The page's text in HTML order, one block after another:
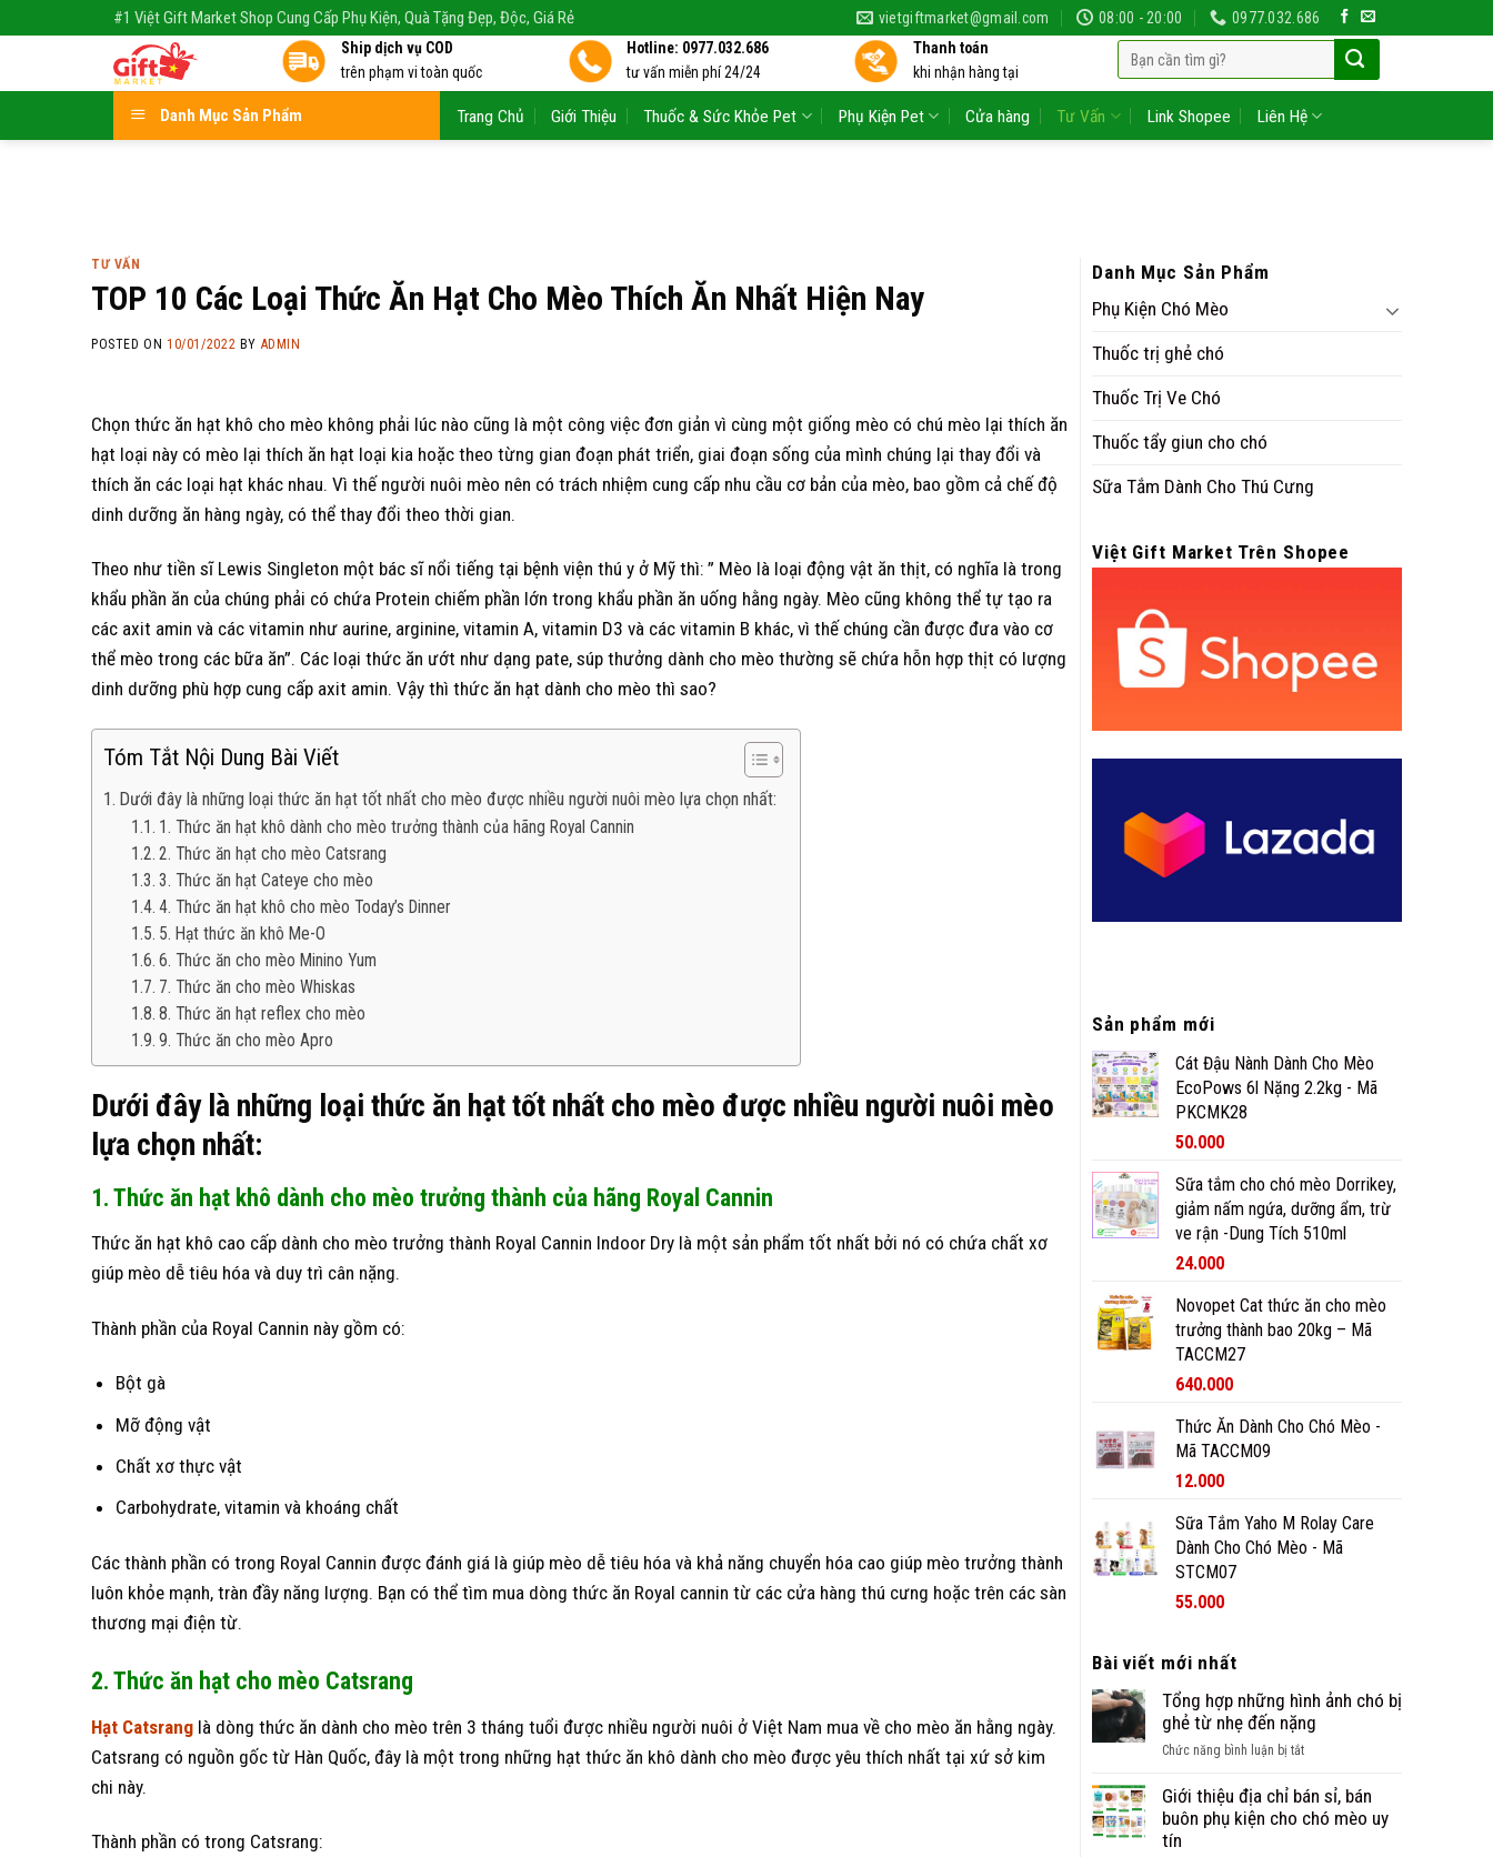
#1 Việt Gift Market Shop Cung Cấp Phụ Kiện, Quà Tặng Đẹp, Độc, Giá Rẻ vietgiftmarket@gmail.com 08:00 - 20:00
0977.032.686
Ship dịch vụ COD
trên phạm vi toàn quốc
Hotline: 0977.032.686
tư vấn miễn phí 24/24
Thanh toán
khi nhận hàng tại
Tìm
kiếm:
Danh Mục Sản Phẩm Trang Chủ Giới Thiệu Thuốc & Sức Khỏe Pet Phụ Kiện Pet Cửa hàng Tư Vấn Link Shopee Liên Hệ
TƯ VẤN
TOP 10 Các Loại Thức Ăn Hạt Cho Mèo Thích Ăn Nhất Hiện Nay
POSTED ON 10/01/2022 BY ADMIN
Chọn thức ăn hạt khô cho mèo không phải lúc nào cũng là một công việc đơn giản vì cùng một giống mèo có chú mèo lại thích ăn
hạt loại này có mèo lại thích ăn hạt loại kia hoặc theo từng gian đoạn phát triển, giai đoạn sống của mình chúng lại thay đổi và
thích ăn các loại hạt khác nhau. Vì thế người nuôi mèo nên có trách nhiệm cung cấp nhu cầu cơ bản của mèo, bao gồm cả chế độ
dinh dưỡng ăn hàng ngày, có thể thay đổi theo thời gian.
Theo như tiền sĩ Lewis Singleton một bác sĩ nổi tiếng tại bệnh viện thú y ở Mỹ thì: ” Mèo là loại động vật ăn thịt, có nghĩa là trong
khẩu phần ăn của chúng phải có chứa Protein chiếm phần lớn trong khẩu phần ăn uống hằng ngày. Mèo cũng không thể tự tạo ra
các axit amin và các vitamin như aurine, arginine, vitamin A, vitamin D3 và các vitamin B khác, vì thế chúng cần được đưa vào cơ
thể mèo trong các bữa ăn”. Các loại thức ăn ướt như dạng pate, súp thưởng dành cho mèo thường sẽ chứa hỗn hợp thịt có lượng
dinh dưỡng phù hợp cung cấp axit amin. Vậy thì thức ăn hạt dành cho mèo thì sao?
Tóm Tắt Nội Dung Bài Viết
Dưới đây là những loại thức ăn hạt tốt nhất cho mèo được nhiều người nuôi mèo lựa chọn nhất:
1. Thức ăn hạt khô dành cho mèo trưởng thành của hãng Royal Cannin
2. Thức ăn hạt cho mèo Catsrang
3. Thức ăn hạt Cateye cho mèo
4. Thức ăn hạt khô cho mèo Today’s Dinner
5. Hạt thức ăn khô Me-O
6. Thức ăn cho mèo Minino Yum
7. Thức ăn cho mèo Whiskas
8. Thức ăn hạt reflex cho mèo
9. Thức ăn cho mèo Apro
Dưới đây là những loại thức ăn hạt tốt nhất cho mèo được nhiều người nuôi mèo
lựa chọn nhất:
1. Thức ăn hạt khô dành cho mèo trưởng thành của hãng Royal Cannin
Thức ăn hạt khô cao cấp dành cho mèo trưởng thành Royal Cannin Indoor Dry là một sản phẩm tốt nhất bởi nó có chứa chất xơ
giúp mèo dễ tiêu hóa và duy trì cân nặng.
Thành phần của Royal Cannin này gồm có:
Bột gà
Mỡ động vật
Chất xơ thực vật
Carbohydrate, vitamin và khoáng chất
Các thành phần có trong Royal Cannin được đánh giá là giúp mèo dễ tiêu hóa và khả năng chuyển hóa cao giúp mèo trưởng thành
luôn khỏe mạnh, tràn đầy năng lượng. Bạn có thể tìm mua dòng thức ăn Royal cannin từ các cửa hàng thú cưng hoặc trên các sàn
thương mại điện từ.
2. Thức ăn hạt cho mèo Catsrang
Hạt Catsrang là dòng thức ăn dành cho mèo trên 3 tháng tuổi được nhiều người nuôi ở Việt Nam mua về cho mèo ăn hằng ngày.
Catsrang có nguồn gốc từ Hàn Quốc, đây là một trong những hạt thức ăn khô dành cho mèo được yêu thích nhất tại xứ sở kim
chi này.
Thành phần có trong Catsrang:
Danh Mục Sản Phẩm
Phụ Kiện Chó Mèo
Thuốc trị ghẻ chó
Thuốc Trị Ve Chó
Thuốc tẩy giun cho chó
Sữa Tắm Dành Cho Thú Cưng
Việt Gift Market Trên Shopee
Sản phẩm mới
Cát Đậu Nành Dành Cho Mèo
EcoPows 6l Nặng 2.2kg - Mã
PKCMK28
50.000
Sữa tắm cho chó mèo Dorrikey,
giảm nấm ngứa, dưỡng ẩm, trừ
ve rận -Dung Tích 510ml
24.000
Novopet Cat thức ăn cho mèo
trưởng thành bao 20kg – Mã
TACCM27
640.000
Thức Ăn Dành Cho Chó Mèo -
Mã TACCM09
12.000
Sữa Tắm Yaho M Rolay Care
Dành Cho Chó Mèo - Mã
STCM07
55.000
Bài viết mới nhất
Tổng hợp những hình ảnh chó bị
ghẻ từ nhẹ đến nặng
Chức năng bình luận bị tắtở
hợp
những
Giới thiệu địa chỉ bán sỉ, bán
buôn phụ kiện cho chó mèo uy
tín